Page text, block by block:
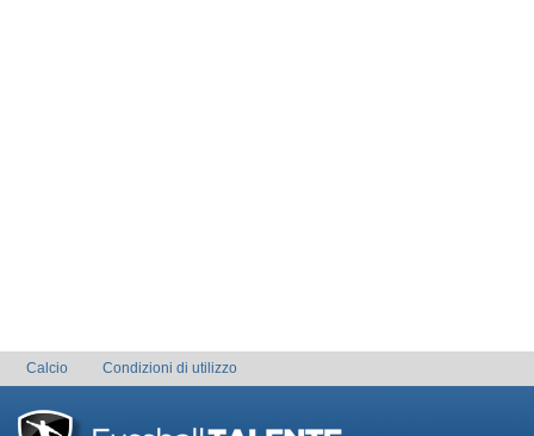
Calcio Condizioni di utilizzo